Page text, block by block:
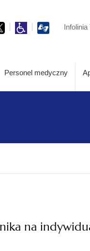
Infolinia
Personel medyczny
na